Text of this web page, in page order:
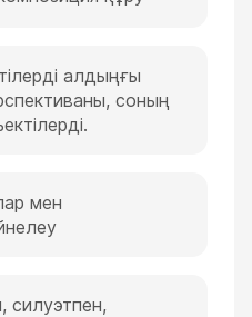
алдыңғы
соның
мен
силуэтпен,